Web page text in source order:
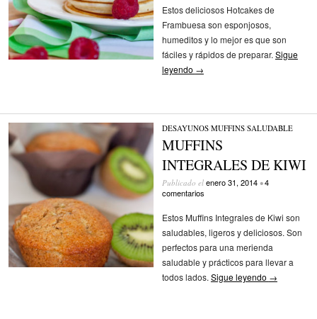
Estos deliciosos Hotcakes de
Frambuesa son esponjosos,
humeditos y lo mejor es que son
fáciles y rápidos de preparar. Sigue
leyendo →
DESAYUNOS/MUFFINS/SALUDABLE
MUFFINS
INTEGRALES DE KIWI
Publicado el enero 31, 2014 •4
comentarios
Estos Muffins Integrales de Kiwi son
saludables, ligeros y deliciosos. Son
perfectos para una merienda
saludable y prácticos para llevar a
todos lados. Sigue leyendo →